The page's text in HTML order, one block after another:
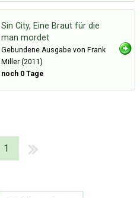
Sin City, Eine Braut für die
man mordet
Gebundene Ausgabe von Frank
Miller (2011)
noch 0 Tage
1